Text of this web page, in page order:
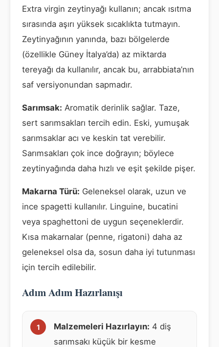
Extra virgin zeytinyağı kullanın; ancak ısıtma
sırasında aşırı yüksek sıcaklıkta tutmayın.
Zeytinyağının yanında, bazı bölgelerde
(özellikle Güney İtalya’da) az miktarda
tereyağı da kullanılır, ancak bu, arrabbiata’nın
saf versiyonundan sapmadır.
Sarımsak: Aromatik derinlik sağlar. Taze,
sert sarımsakları tercih edin. Eski, yumuşak
sarımsaklar acı ve keskin tat verebilir.
Sarımsakları çok ince doğrayın; böylece
zeytinyağında daha hızlı ve eşit şekilde pişer.
Makarna Türü: Geleneksel olarak, uzun ve
ince spagetti kullanılır. Linguine, bucatini
veya spaghettoni de uygun seçeneklerdir.
Kısa makarnalar (penne, rigatoni) daha az
geleneksel olsa da, sosun daha iyi tutunması
için tercih edilebilir.
Adım Adım Hazırlanışı
Malzemeleri Hazırlayın: 4 diş
sarımsakı küçük bir kesme